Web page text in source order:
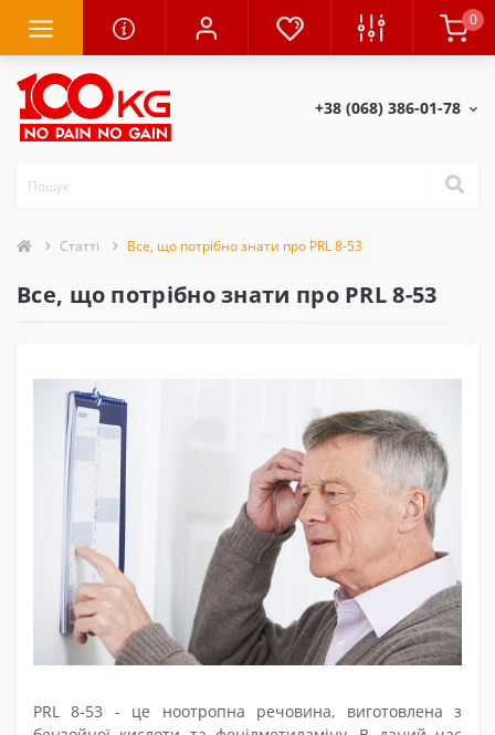
0
+38 (068) 386-01-78
Статті Все, що потрібно знати про PRL 8-53
Все, що потрібно знати про PRL 8-53
PRL 8-53 - це ноотропна речовина, виготовлена з